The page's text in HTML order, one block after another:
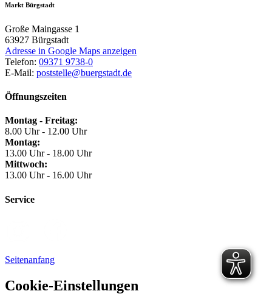
Markt Bürgstadt
Große Maingasse 1
63927 Bürgstadt
Adresse in Google Maps anzeigen
Telefon: 09371 9738-0
E-Mail: poststelle@buergstadt.de
Öffnungszeiten
Montag - Freitag:
8.00 Uhr - 12.00 Uhr
Montag:
13.00 Uhr - 18.00 Uhr
Mittwoch:
13.00 Uhr - 16.00 Uhr
Service
Seitenanfang
Cookie-Einstellungen